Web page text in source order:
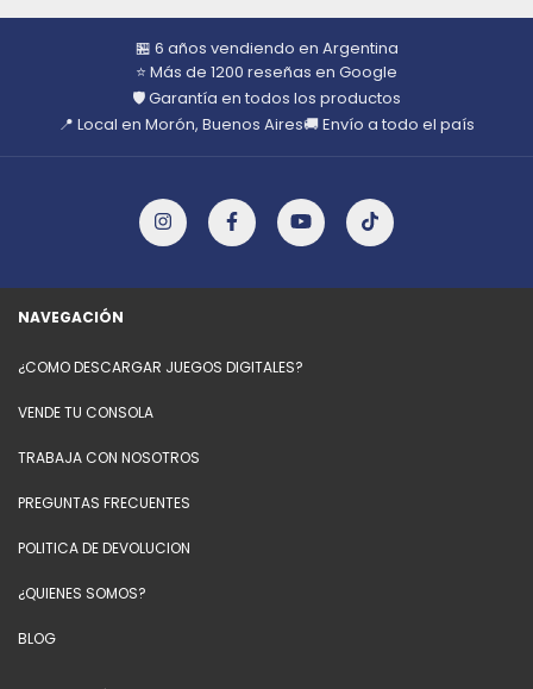
🏪 6 años vendiendo en Argentina
⭐ Más de 1200 reseñas en Google
🛡️ Garantía en todos los productos
📍 Local en Morón, Buenos Aires🚚 Envío a todo el país
NAVEGACIÓN
¿COMO DESCARGAR JUEGOS DIGITALES?
VENDE TU CONSOLA
TRABAJA CON NOSOTROS
PREGUNTAS FRECUENTES
POLITICA DE DEVOLUCION
¿QUIENES SOMOS?
BLOG